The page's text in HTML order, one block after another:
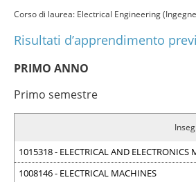
Corso di laurea: Electrical Engineering
Risultati d’apprendimento
PRIMO ANNO
Primo semestre
1015318 - ELECTRICAL AND ELECTRONICS
1008146 - ELECTRICAL MACHINES